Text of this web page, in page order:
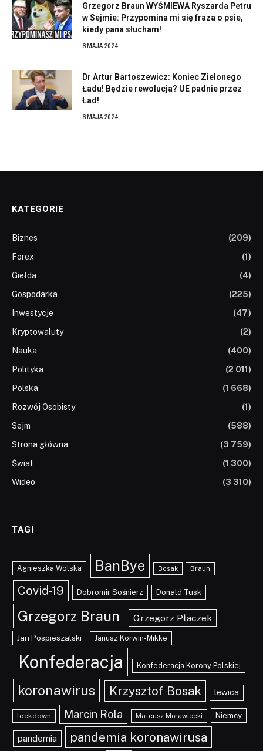
Grzegorz Braun WYŚMIEWA Ryszarda Petru
w Sejmie: Przypomina mi się fraza o psie,
kiedy pana słucham!
8 MAJA 2024
Dr Artur Bartoszewicz: Koniec Zielonego
Ładu! Będzie rewolucja? UE padnie przez
Ład!
8 MAJA 2024
KATEGORIE
Biznes
(209)
Forex
(1)
Giełda
(4)
Gospodarka
(225)
Inwestycje
(47)
Kryptowaluty
(2)
Nauka
(400)
Polityka
(2 011)
Polska
(1 668)
Rozwój Osobisty
(1)
Sejm
(588)
Strona główna
(3 759)
Świat
(1 300)
Wideo
(3 310)
TAGI
Agnieszka Wolska BanBye Bosak Braun
Covid-19 Dobromir Sośnierz Donald Tusk
Grzegorz Braun Grzegorz Płaczek
Jan Pospieszalski Janusz Korwin-Mikke
Konfederacja Konfederacja Korony Polskiej
koronawirus Krzysztof Bosak lewica
lockdown Marcin Rola Mateusz Morawiecki Niemcy
pandemia pandemia koronawirusa